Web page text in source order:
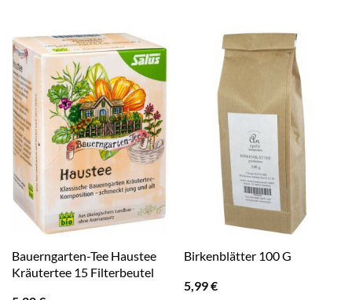
Bauerngarten-Tee Haustee
Kräutertee 15 Filterbeutel
Birkenblätter 100 G
5,99€